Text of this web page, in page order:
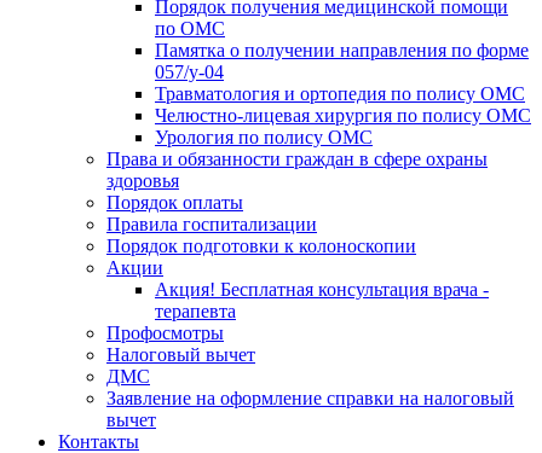
Порядок получения медицинской помощи
по ОМС
Памятка о получении направления по форме
057/у-04
Травматология и ортопедия по полису ОМС
Челюстно-лицевая хирургия по полису ОМС
Урология по полису ОМС
Права и обязанности граждан в сфере охраны
здоровья
Порядок оплаты
Правила госпитализации
Порядок подготовки к колоноскопии
Акции
Акция! Бесплатная консультация врача -
терапевта
Профосмотры
Налоговый вычет
ДМС
Заявление на оформление справки на налоговый
вычет
Контакты